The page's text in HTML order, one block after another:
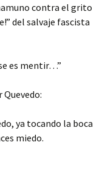
contra el grito
del salvaje fascista
es mentir…”
Quevedo:
ya tocando la boca
miedo.